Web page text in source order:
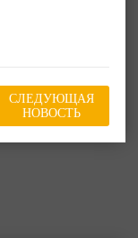
СЛЕДУЮЩАЯ
НОВОСТЬ